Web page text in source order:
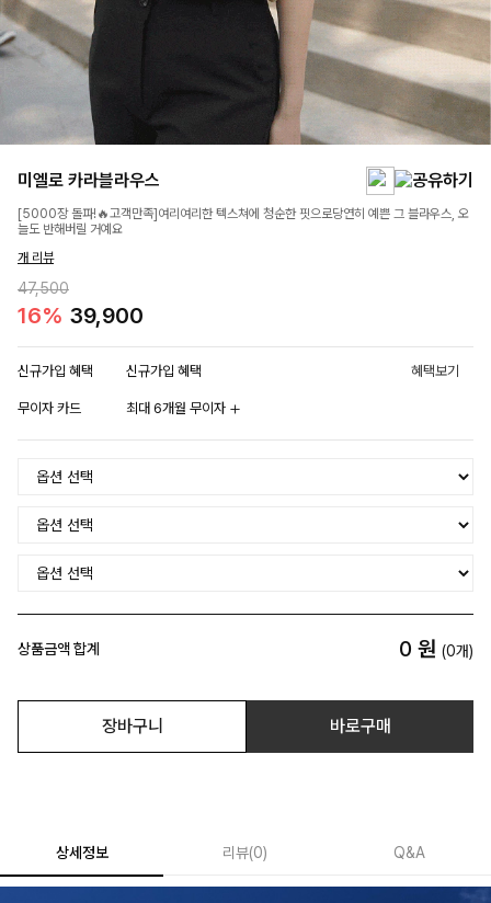
미엘로 카라블라우스
[5000장 돌파!🔥고객만족]여리여리한 텍스쳐에 청순한 핏으로당연히 예쁜 그 블라우스, 오
늘도 반해버릴 거예요
개 리뷰
47,500
16% 39,900
신규가입 혜택 신규가입 혜택 혜택보기
무이자 카드 최대 6개월 무이자
상품금액 합계 0 원 (0개)
장바구니 바로구매
상세정보 리뷰(0) Q&A